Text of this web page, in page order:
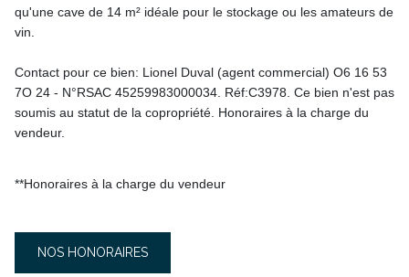
qu'une cave de 14 m² idéale pour le stockage ou les amateurs de
vin.
Contact pour ce bien: Lionel Duval (agent commercial) O6 16 53
7O 24 - N°RSAC 45259983000034. Réf:C3978. Ce bien n'est pas
soumis au statut de la copropriété. Honoraires à la charge du
vendeur.
**Honoraires à la charge du vendeur
NOS HONORAIRES